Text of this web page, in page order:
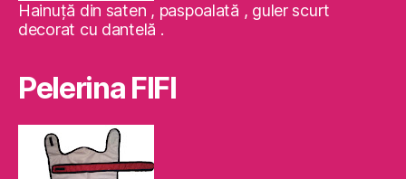
Hainuţă din saten , paspoalată , guler scurt
decorat cu dantelă .
Pelerina FIFI